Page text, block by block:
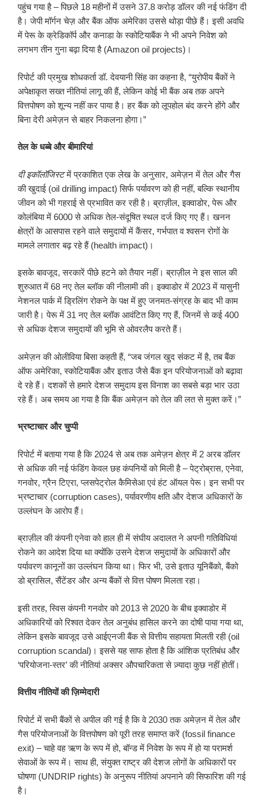
पहुंच गया है – पिछले 18 महीनों में उसने 37.8 करोड़ डॉलर की नई फंडिंग दी
है। जेपी मॉर्गन चेज़ और बैंक ऑफ अमेरिका उससे थोड़ा पीछे हैं। इसी अवधि
में पेरू के क्रेडिकॉर्प और कनाडा के स्कोटियाबैंक ने भी अपने निवेश को
लगभग तीन गुना बढ़ा दिया है (Amazon oil projects)।
रिपोर्ट की प्रमुख शोधकर्ता डॉ. देवयानी सिंह का कहना है, “युरोपीय बैंकों ने
अपेक्षाकृत सख्त नीतियां लागू की हैं, लेकिन कोई भी बैंक अब तक अपने
वित्तपोषण को शून्य नहीं कर पाया है। हर बैंक को लूपहोल बंद करने होंगे और
बिना देरी अमेज़न से बाहर निकलना होगा।”
तेल के धब्बे और बीमारियां
दी इकॉलॉजिस्टमें प्रकाशित एक लेख के अनुसार, अमेज़न में तेल और गैस
की खुदाई (oil drilling impact) सिर्फ पर्यावरण को ही नहीं, बल्कि स्थानीय
जीवन को भी गहराई से प्रभावित कर रही है। ब्राज़ील, इक्वाडोर, पेरू और
कोलंबिया में 6000 से अधिक तेल-संदूषित स्थल दर्ज किए गए हैं। खनन
क्षेत्रों के आसपास रहने वाले समुदायों में कैंसर, गर्भपात व श्वसन रोगों के
मामले लगातार बढ़ रहे हैं (health impact)।
इसके बावजूद, सरकारें पीछे हटने को तैयार नहीं। ब्राज़ील ने इस साल की
शुरुआत में 68 नए तेल ब्लॉक की नीलामी की। इक्वाडोर में 2023 में यासुनी
नेशनल पार्क में ड्रिलिंग रोकने के पक्ष में हुए जनमत-संग्रह के बाद भी काम
जारी है। पेरू में 31 नए तेल ब्लॉक आवंटित किए गए हैं, जिनमें से कई 400
से अधिक देशज समुदायों की भूमि से ओवरलैप करते हैं।
अमेज़न की ओलीविया बिसा कहती हैं, “जब जंगल खुद संकट में है, तब बैंक
ऑफ अमेरिका, स्कोटियाबैंक और इताउ जैसे बैंक इन परियोजनाओं को बढ़ावा
दे रहे हैं। दशकों से हमारे देशज समुदाय इस विनाश का सबसे बड़ा भार उठा
रहे हैं। अब समय आ गया है कि बैंक अमेज़न को तेल की लत से मुक्त करें।”
भ्रष्टाचार और चुप्पी
रिपोर्ट में बताया गया है कि 2024 से अब तक अमेज़न क्षेत्र में 2 अरब डॉलर
से अधिक की नई फंडिंग केवल छह कंपनियों को मिली है – पेट्रोब्रास, एनेवा,
गनवोर, ग्रैन टिएरा, प्लसपेट्रोल कैमिसेआ एवं हंट ऑयल पेरू। इन सभी पर
भ्रष्टाचार (corruption cases), पर्यावरणीय क्षति और देशज अधिकारों के
उल्लंघन के आरोप हैं।
ब्राज़ील की कंपनी एनेवा को हाल ही में संघीय अदालत ने अपनी गतिविधियां
रोकने का आदेश दिया था क्योंकि उसने देशज समुदायों के अधिकारों और
पर्यावरण कानूनों का उल्लंघन किया था। फिर भी, उसे इताउ यूनिबैंको, बैंको
डो ब्रासिल, सैंटेंडर और अन्य बैंकों से वित्त पोषण मिलता रहा।
इसी तरह, स्विस कंपनी गनवोर को 2013 से 2020 के बीच इक्वाडोर में
अधिकारियों को रिश्वत देकर तेल अनुबंध हासिल करने का दोषी पाया गया था,
लेकिन इसके बावजूद उसे आईएनजी बैंक से वित्तीय सहायता मिलती रही (oil
corruption scandal)। इससे यह साफ होता है कि आंशिक प्रतिबंध और
‘परियोजना-स्तर’ की नीतियां अक्सर औपचारिकता से ज़्यादा कुछ नहीं होतीं।
वित्तीय नीतियों की ज़िम्मेदारी
रिपोर्ट में सभी बैंकों से अपील की गई है कि वे 2030 तक अमेज़न में तेल और
गैस परियोजनाओं के वित्तपोषण को पूरी तरह समाप्त करें (fossil finance
exit) – चाहे वह ऋण के रूप में हो, बॉन्ड में निवेश के रूप में हो या परामर्श
सेवाओं के रूप में। साथ ही, संयुक्त राष्ट्र की देशज लोगों के अधिकारों पर
घोषणा (UNDRIP rights) के अनुरूप नीतियां अपनाने की सिफारिश की गई
है।